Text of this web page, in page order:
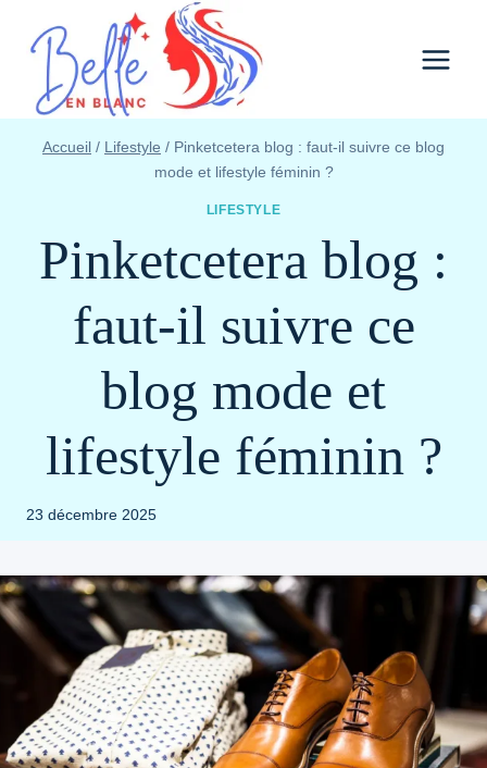
contenu
Accueil / Lifestyle / Pinketcetera blog : faut-il suivre ce blog
mode et lifestyle féminin ?
LIFESTYLE
Pinketcetera blog :
faut-il suivre ce
blog mode et
lifestyle féminin ?
23 décembre 2025